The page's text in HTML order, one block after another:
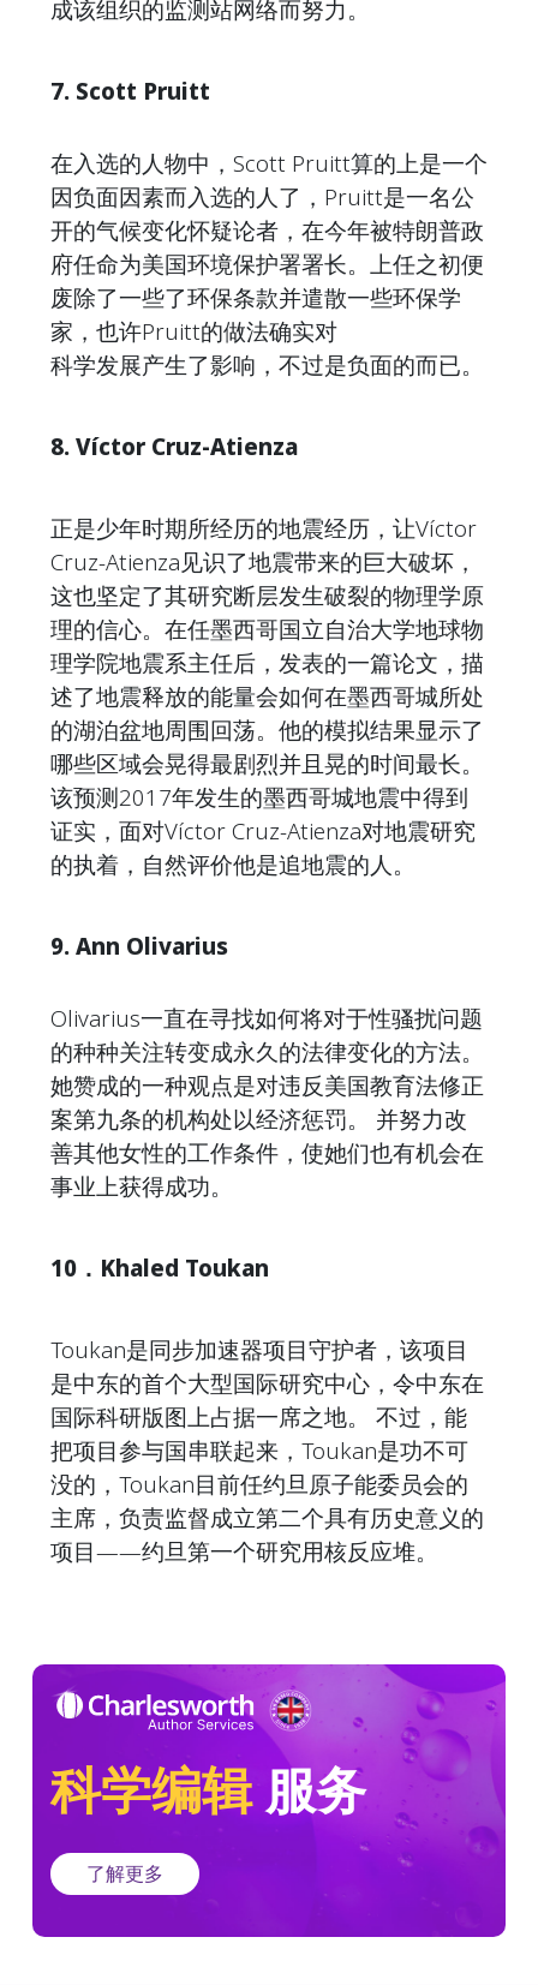
成该组织的监测站网络而努力。
7. Scott Pruitt
在入选的人物中，Scott Pruitt算的上是一个
因负面因素而入选的人了，Pruitt是一名公
开的气候变化怀疑论者，在今年被特朗普政
府任命为美国环境保护署署长。上任之初便
废除了一些了环保条款并遣散一些环保学
家，也许Pruitt的做法确实对
科学发展产生了影响，不过是负面的而已。
8. Víctor Cruz-Atienza
正是少年时期所经历的地震经历，让Víctor
Cruz-Atienza见识了地震带来的巨大破坏，
这也坚定了其研究断层发生破裂的物理学原
理的信心。在任墨西哥国立自治大学地球物
理学院地震系主任后，发表的一篇论文，描
述了地震释放的能量会如何在墨西哥城所处
的湖泊盆地周围回荡。他的模拟结果显示了
哪些区域会晃得最剧烈并且晃的时间最长。
该预测2017年发生的墨西哥城地震中得到
证实，面对Víctor Cruz-Atienza对地震研究
的执着，自然评价他是追地震的人。
9. Ann Olivarius
Olivarius一直在寻找如何将对于性骚扰问题
的种种关注转变成永久的法律变化的方法。
她赞成的一种观点是对违反美国教育法修正
案第九条的机构处以经济惩罚。 并努力改
善其他女性的工作条件，使她们也有机会在
事业上获得成功。
10．Khaled Toukan
Toukan是同步加速器项目守护者，该项目
是中东的首个大型国际研究中心，令中东在
国际科研版图上占据一席之地。 不过，能
把项目参与国串联起来，Toukan是功不可
没的，Toukan目前任约旦原子能委员会的
主席，负责监督成立第二个具有历史意义的
项目——约旦第一个研究用核反应堆。
科学编辑服务
了解更多